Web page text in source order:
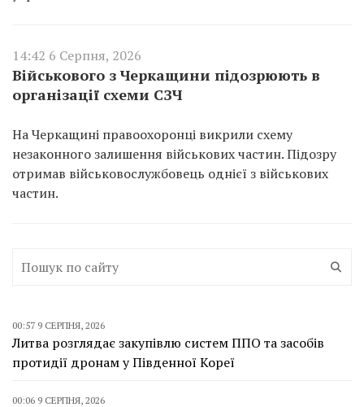
14:42 6 Серпня, 2026
Військового з Черкащини підозрюють в
організації схеми СЗЧ
На Черкащині правоохоронці викрили схему
незаконного залишення військових частин. Підозру
отримав військовослужбовець однієї з військових
частин.
00:57 9 СЕРПНЯ, 2026
Литва розглядає закупівлю систем ППО та засобів
протидії дронам у Південної Кореї
00:06 9 СЕРПНЯ, 2026